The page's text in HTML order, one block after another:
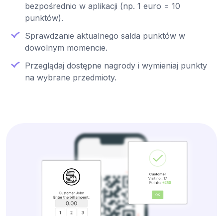
bezpośrednio w aplikacji (np. 1 euro = 10
punktów).
Sprawdzanie aktualnego salda punktów w
dowolnym momencie.
Przeglądaj dostępne nagrody i wymieniaj punkty
na wybrane przedmioty.